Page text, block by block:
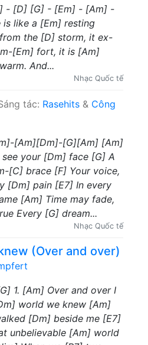
- [D] [G] - [Em] - [Am] -
is like a [Em] resting
the [D] storm, it ex-
[Em] fort, it is [Am]
And...
Nhạc Quốc tế
tác: Rasehits & Công
[Am][Dm]-[G][Am] [Am]
your [Dm] face [G] A
[C] brace [F] Your voice,
[Dm] pain [E7] In every
[Am] Time may fade,
Every [G] dream...
Nhạc Quốc tế
(Over and over)
1. [Am] Over and over I
world we knew [Am]
[Dm] beside me [E7]
unbelievable [Am] world